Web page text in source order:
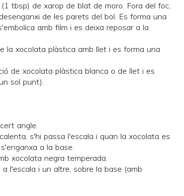
tbsp) de xarop de blat de moro. Fora del foc,
de les parets del bol. Es forma una
amb film i es deixa reposar a la
la xocolata plàstica amb llet i es forma una
de xocolata plàstica blanca o de llet i es
sol punt).
angle.
s'hi passa l'escala i quan la xocolata es
a la base.
xocolata negra temperada.
l'escala i un altre, sobre la base (amb